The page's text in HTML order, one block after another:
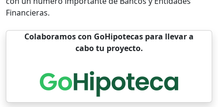
Financieras.
Colaboramos con GoHipotecas para llevar a
cabo tu proyecto.